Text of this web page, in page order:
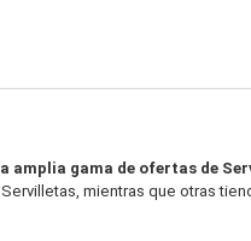
amplia gama de ofertas de
mientras que otras